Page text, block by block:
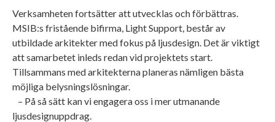
Verksamheten fortsätter att utvecklas och förbättras.
MSIB:s fristående bifirma, Light Support, består av
utbildade arkitekter med fokus på ljusdesign. Det är viktigt
att samarbetet inleds redan vid projektets start.
Tillsammans med arkitekterna planeras nämligen bästa
möjliga belysningslösningar.
– På så sätt kan vi engagera oss i mer utmanande
ljusdesignuppdrag.